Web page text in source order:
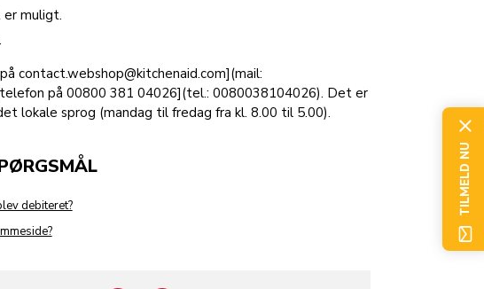
er muligt.
contact.webshop@kitchenaid.com](mail:
på 00800 381 04026](tel.: 0080038104026). Det er
lokale sprog (mandag til fredag fra kl. 8.00 til 5.00).
debiteret?
TILMELD NU